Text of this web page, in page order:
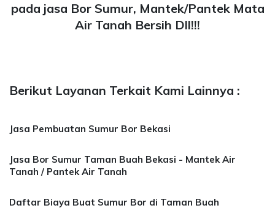
pada jasa Bor Sumur, Mantek/Pantek Mata
Air Tanah Bersih Dll!!!
Berikut Layanan Terkait Kami Lainnya :
Jasa Pembuatan Sumur Bor Bekasi
Jasa Bor Sumur Taman Buah Bekasi - Mantek Air
Tanah / Pantek Air Tanah
Daftar Biaya Buat Sumur Bor di Taman Buah